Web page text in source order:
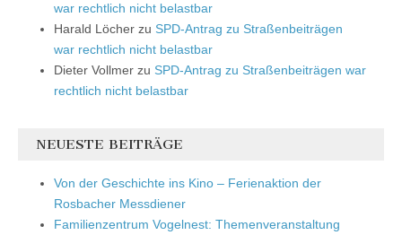
war rechtlich nicht belastbar
Harald Löcher zu SPD-Antrag zu Straßenbeiträgen
war rechtlich nicht belastbar
Dieter Vollmer zu SPD-Antrag zu Straßenbeiträgen war
rechtlich nicht belastbar
NEUESTE BEITRÄGE
Von der Geschichte ins Kino – Ferienaktion der
Rosbacher Messdiener
Familienzentrum Vogelnest: Themenveranstaltung